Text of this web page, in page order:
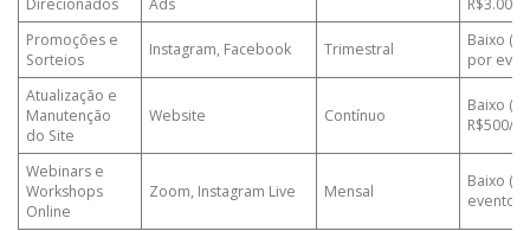
Direcionados
Ads
Promoções e
Sorteios
Instagram, Facebook Trimestral
Baixo
por
Atualização e
Manutenção
do Site
Website Contínuo
Baixo
R$500/
Webinars e
Workshops
Online
Zoom, Instagram Live Mensal
Baixo
evento)